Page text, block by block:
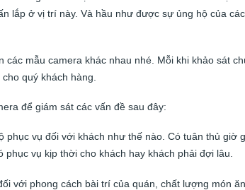
lắp ở vị trí này. Và hầu như được sự ủng hộ của các
các mẫu camera khác nhau nhé. Mỗi khi khảo sát
quý khách hàng.
để giám sát các vấn đề sau đây:
vụ đối với khách như thế nào. Có tuân thủ giờ
vụ kịp thời cho khách hay khách phải đợi lâu.
với phong cách bài trí của quán, chất lượng món ăn,